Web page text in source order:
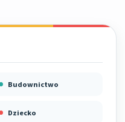
Budownictwo
Dziecko